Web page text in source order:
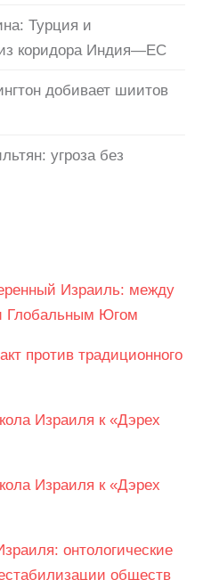
Турция и
коридора Индия—ЕС
добивает шиитов
угроза без
Израиль: между
Глобальным Югом
против традиционного
Израиля к «Дэрех
Израиля к «Дэрех
онтологические
обществ